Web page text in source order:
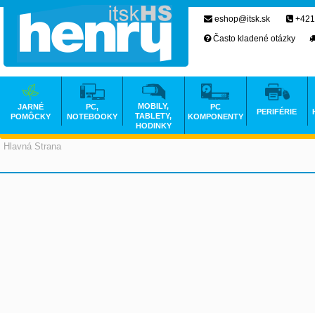
Hlavná Strana
eshop@itsk.sk
Často kladené otázky
JARNÉ
POMÔCKY
PC,
NOTEBOOKY
MOBILY,
TABLETY,
HODINKY
PC
KOMPONENTY
PERIFÉRIE